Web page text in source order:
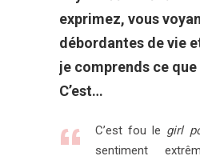
exprimez, vous
débordantes de vie
je comprends ce
C’est…
C’est fou le girl
sentiment